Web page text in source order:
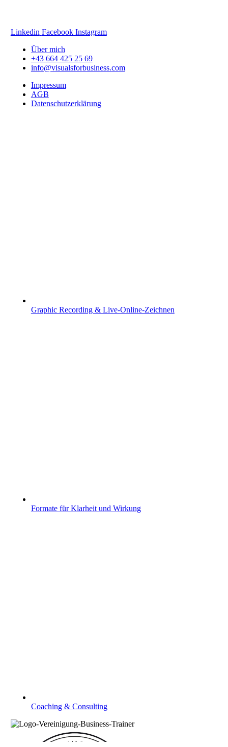
Linkedin Facebook Instagram
Über mich
+43 664 425 25 69
info@visualsforbusiness.com
Impressum
AGB
Datenschutzerklärung
Graphic Recording & Live-Online-Zeichnen
Formate für Klarheit und Wirkung
Coaching & Consulting